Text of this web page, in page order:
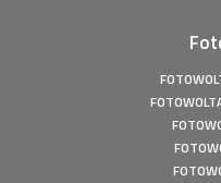
Fotowoltaika
Fotowoltaika Biadki -
Fotowoltaika Stargard-